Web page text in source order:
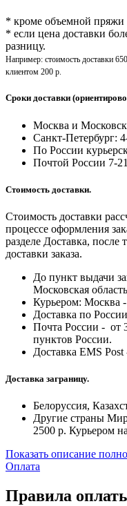
* кроме объемной пряжи
* если цена доставки
разницу.
Например: стоимость доставки
клиентом 200 р.
Сроки доставки
Москва и
Санкт-Петербург:
По России
Почтой России 7-
Стоимость доставки.
Стоимость доставки
процессе оформления
разделе Доставка,
доставки заказа.
До пункт выдачи
Московская
Курьером: Москва -
Доставка по
Почта России - от
пунктов России.
Доставка EMS
Доставка заграницу.
Белоруссия,
Другие страны
2500 р. Курьером
Показать описание
Оплата
Правила